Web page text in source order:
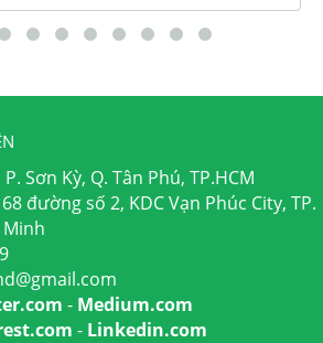
Sơn Kỳ, Q. Tân Phú, TP.HCM
đường số 2, KDC Vạn Phúc City, TP.
- Medium.com
- Linkedin.com